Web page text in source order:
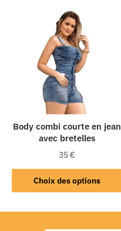
Body combi courte en jean
avec bretelles
35€
Choix des options